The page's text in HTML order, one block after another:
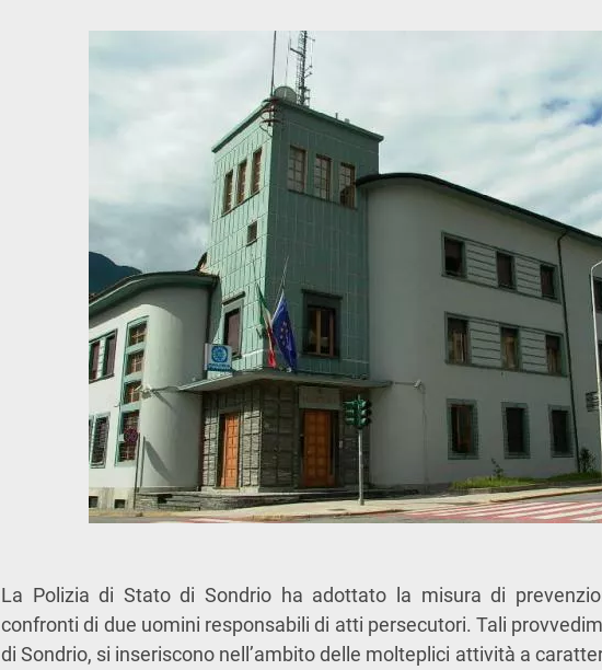
La Polizia di Stato di Sondrio ha adottato la misura di
confronti di due uomini responsabili di atti persecutori. Tali
di Sondrio, si inseriscono nell’ambito delle molteplici attività a